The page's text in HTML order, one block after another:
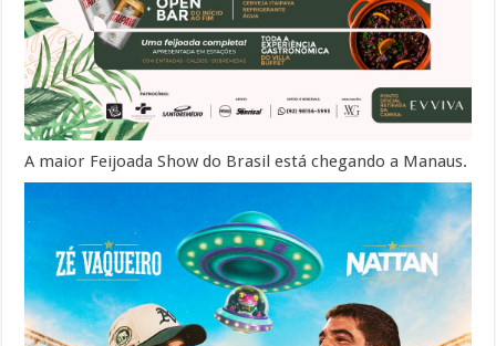
A maior Feijoada Show do Brasil está chegando a Manaus.